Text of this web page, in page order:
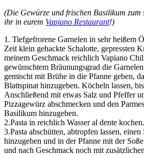
(Die Gewürze und frischen Basilikum zum
ihr in eurem Vapiano Restaurant!)
1. Tiefgefrorene Garnelen in sehr heißem
Zeit klein gehackte Schalotte, gepressten
meinem Geschmack reichlich Vapiano
gewünschtem Bräunungsgrad die
gemischt mit Brühe in die Pfanne geben,
Blattspinat hinzugeben. Köcheln lassen,
Anschließend mit etwas Salz und Pfeffer
Pizzagewürz abschmecken und den
Basilikum hinzugeben.
2.Pasta in reichlich Wasser al dente kochen.
3.Pasta abschütten, abtropfen lassen,
hinzugeben und in der Pfanne mit der
und nach Geschmack noch mit